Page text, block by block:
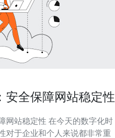
安全保障网站稳定性
在今天的数字化时
对于企业和个人来说都非常重